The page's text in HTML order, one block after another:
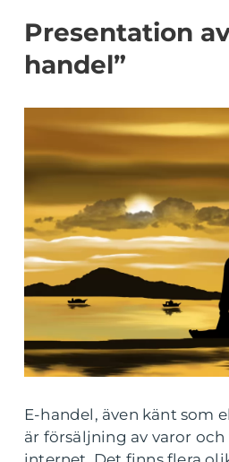
Presentation
handel”
E-handel, även känt som
är försäljning av varor